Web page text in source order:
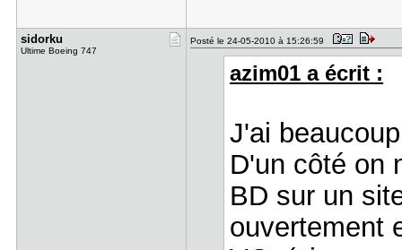
sidorku
Ultime Boeing 747
Posté le 24-05-2010 à 15:26:59
azim01 a écrit :
J'ai
D'un côté on
BD sur un
ouvertement